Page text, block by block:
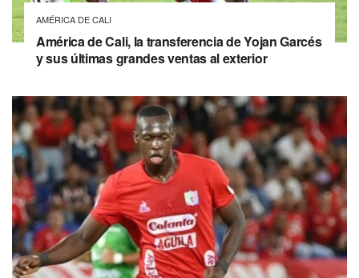
AMÉRICA DE CALI
América de Cali, la transferencia de Yojan Garcés
y sus últimas grandes ventas al exterior